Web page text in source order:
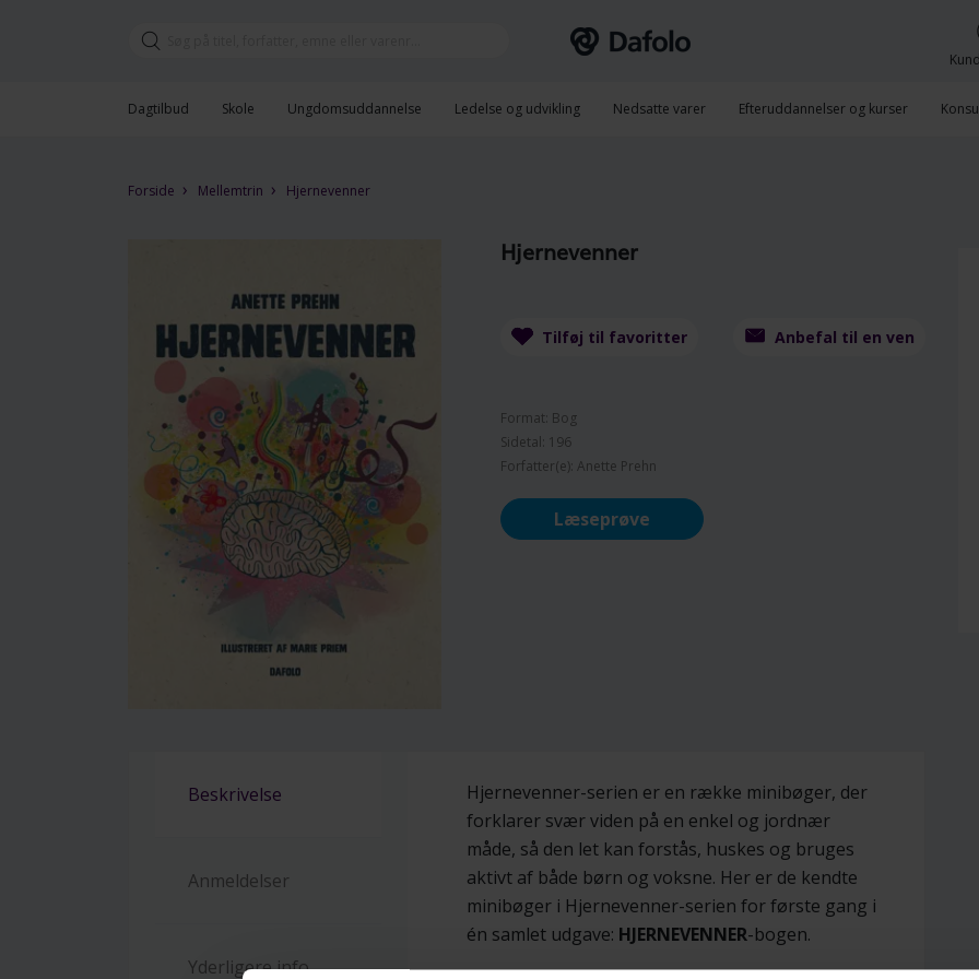
Dagtilbud Skole Ungdomsuddannelse Ledelse og udvikling Nedsatte varer Efteruddannelser og kurser
Forside › Mellemtrin › Hjernevenner
Hjernevenner
Tilføj til favoritter Anbefal til en ven
Format: Bog
Sidetal: 196
Forfatter(e): Anette Prehn
Læseprøve
Beskrivelse
Anmeldelser
Yderligere info
Hjernevenner-serien er en række minibøger, der
forklarer svær viden på en enkel og jordnær
måde, så den let kan forstås, huskes og bruges
aktivt af både børn og voksne. Her er de kendte
minibøger i Hjernevenner-serien for første gang i
én samlet udgave: HJERNEVENNER-bogen.